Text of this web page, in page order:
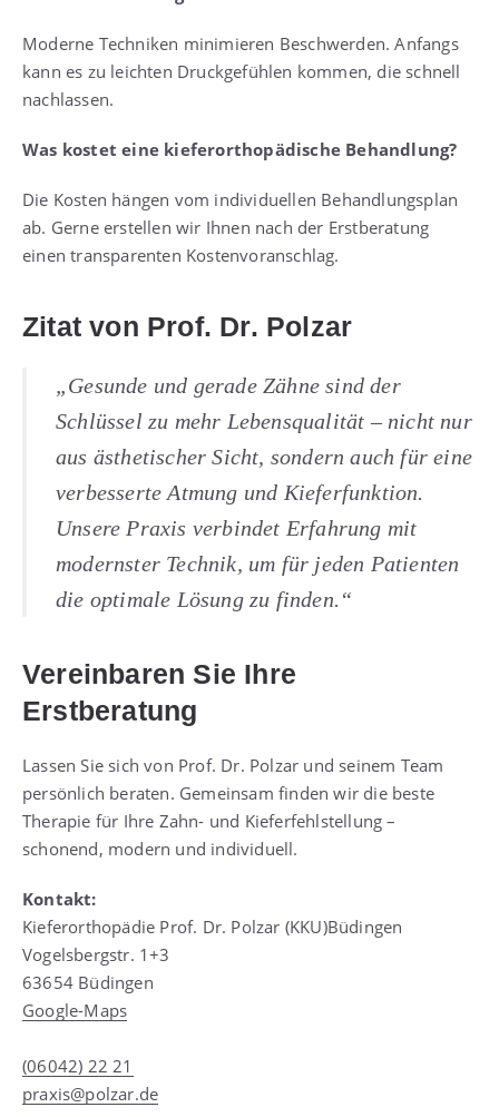
Moderne Techniken minimieren Beschwerden. Anfangs
kann es zu leichten Druckgefühlen kommen, die schnell
nachlassen.
Was kostet eine kieferorthopädische Behandlung?
Die Kosten hängen vom individuellen Behandlungsplan
ab. Gerne erstellen wir Ihnen nach der Erstberatung
einen transparenten Kostenvoranschlag.
Zitat von Prof. Dr. Polzar
„Gesunde und gerade Zähne sind der
Schlüssel zu mehr Lebensqualität – nicht nur
aus ästhetischer Sicht, sondern auch für eine
verbesserte Atmung und Kieferfunktion.
Unsere Praxis verbindet Erfahrung mit
modernster Technik, um für jeden Patienten
die optimale Lösung zu finden.“
Vereinbaren Sie Ihre
Erstberatung
Lassen Sie sich von Prof. Dr. Polzar und seinem Team
persönlich beraten. Gemeinsam finden wir die beste
Therapie für Ihre Zahn- und Kieferfehlstellung –
schonend, modern und individuell.
Kontakt:
Kieferorthopädie Prof. Dr. Polzar (KKU)Büdingen
Vogelsbergstr. 1+3
63654 Büdingen
Google-Maps
(06042) 22 21
praxis@polzar.de